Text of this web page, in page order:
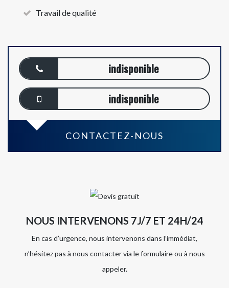
Travail de qualité
indisponible
indisponible
CONTACTEZ-NOUS
NOUS INTERVENONS 7J/7 ET 24H/24
En cas d’urgence, nous intervenons dans l’immédiat,
n’hésitez pas à nous contacter via le formulaire ou à nous
appeler.